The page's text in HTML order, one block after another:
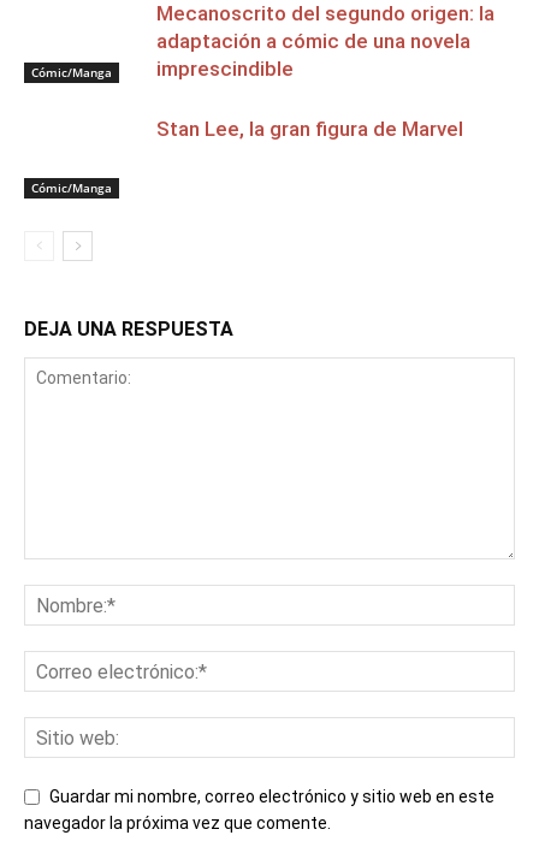
Cómic/Manga
Mecanoscrito del segundo origen: la
adaptación a cómic de una novela
imprescindible
Cómic/Manga
Stan Lee, la gran figura de Marvel
DEJA UNA RESPUESTA
Guardar mi nombre, correo electrónico y sitio web en este
navegador la próxima vez que comente.